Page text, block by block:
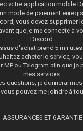
votre application mobile
mode de paiement
vous devez supprimer
que je me connecte à
Discord.
d'achat prend 5 minutes
acheter le service,
MP ou Telegram afin que je
mes services.
questions, je donnerai
pouvez me joindre à
ASSURANCES ET GARANTIE